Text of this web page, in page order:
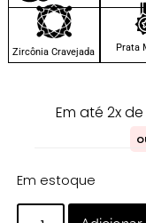
Zircônia Cravejada Prata
Em até 2x de
Em estoque